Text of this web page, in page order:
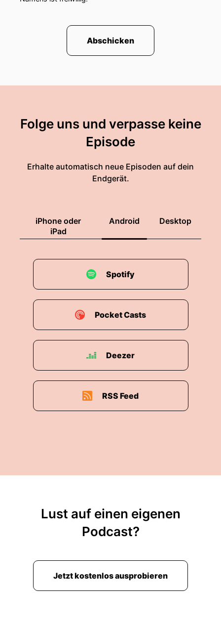
Abschicken
Folge uns und verpasse keine
Episode
Erhalte automatisch neue Episoden auf dein
Endgerät.
iPhone oder
iPad
Android Desktop
Spotify
Pocket Casts
Deezer
RSS Feed
Lust auf einen eigenen
Podcast?
Jetzt kostenlos ausprobieren